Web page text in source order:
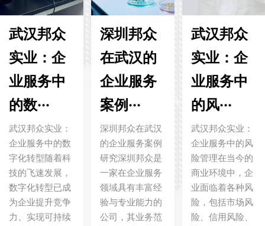
武汉邦众
实业：企
业服务中
的数···
武汉邦众实业：
企业服务中的数
字化转型随着科
技的飞速发展，
数字化转型已成
为企业提升竞争
力、实现可持续
深圳邦众
在武汉的
企业服务
案例···
深圳邦众在武汉
的企业服务案例
研究深圳邦众是
一家在企业服务
领域具有丰富经
验与专业能力的
公司，其业务范
武汉邦众
实业：企
业服务中
的风···
武汉邦众实业：
企业服务中的风
险管理在当今的
商业环境中，企
业面临着各种风
险，包括市场风
险、信用风险、